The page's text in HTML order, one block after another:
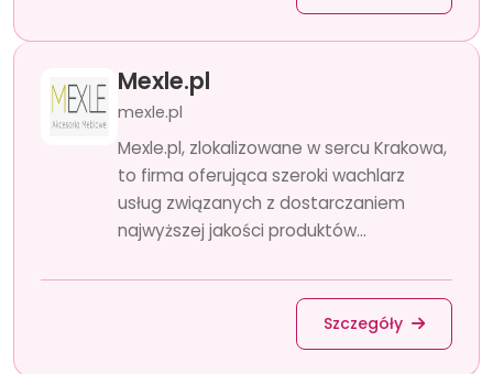
Mexle.pl
mexle.pl
Mexle.pl, zlokalizowane w sercu Krakowa,
to firma oferująca szeroki wachlarz
usług związanych z dostarczaniem
najwyższej jakości produktów...
Szczegóły